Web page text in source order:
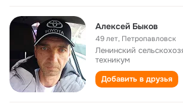
Алексей Быков
49 лет, Петропавловск
Ленинский
техникум
Добавить в друзья